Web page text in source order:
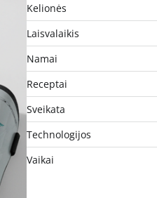
Kelionės
Laisvalaikis
Namai
Receptai
Sveikata
Technologijos
Vaikai